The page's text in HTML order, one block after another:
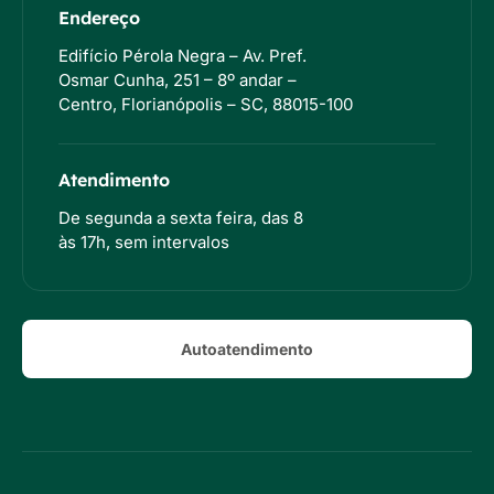
Endereço
Edifício Pérola Negra – Av. Pref.
Osmar Cunha, 251 – 8º andar –
Centro, Florianópolis – SC, 88015-100
Atendimento
De segunda a sexta feira, das 8
às 17h, sem intervalos
Autoatendimento